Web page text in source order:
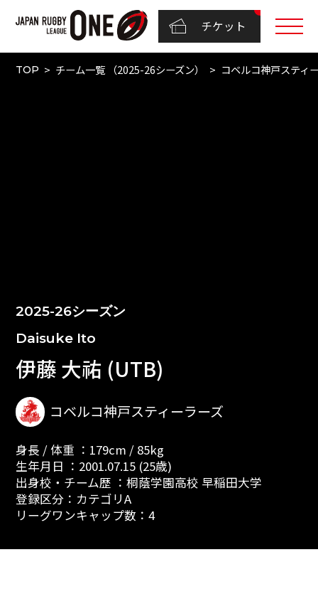
チケット
TOP チーム一覧 （2025-26シーズン） コベルコ神戸スティ
2025-26シーズン
Daisuke Ito
伊藤 大祐 (UTB)
コベルコ神戸スティーラーズ
身長 / 体重 ：179cm / 85kg
生年月日 ：2001.07.15 (25歳)
出身校・チーム歴 ：桐蔭学園高校 早稲田大学
登録区分：カテゴリA
リーグワンキャップ数：4